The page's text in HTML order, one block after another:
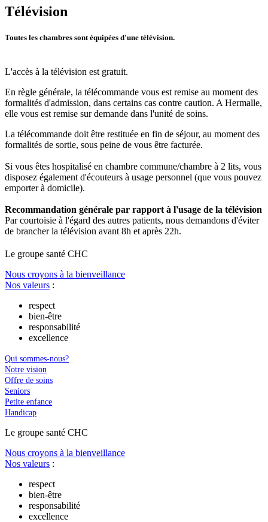
Télévision
Toutes les chambres sont équipées d'une télévision.
L'accès à la télévision est gratuit.
En règle générale, la télécommande vous est remise au moment des
formalités d'admission, dans certains cas contre caution. A Hermalle,
elle vous est remise sur demande dans l'unité de soins.
La télécommande doit être restituée en fin de séjour, au moment des
formalités de sortie, sous peine de vous être facturée.
Si vous êtes hospitalisé en chambre commune/chambre à 2 lits, vous
disposez également d'écouteurs à usage personnel (que vous pouvez
emporter à domicile).
Recommandation générale par rapport à l'usage de la télévision
Par courtoisie à l'égard des autres patients, nous demandons d'éviter
de brancher la télévision avant 8h et après 22h.
Le groupe santé CHC
Nous croyons à la bienveillance
Nos valeurs :
respect
bien-être
responsabilité
excellence
Qui sommes-nous?
Notre vision
Offre de soins
Seniors
Petite enfance
Handicap
Le groupe santé CHC
Nous croyons à la bienveillance
Nos valeurs :
respect
bien-être
responsabilité
excellence